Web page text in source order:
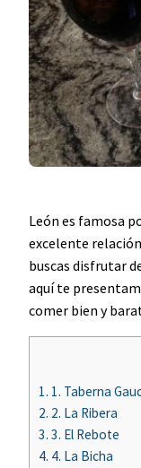
León es famosa
excelente
buscas disfrutar
aquí te
comer bien y
1. 1. Taberna
2. 2. La Ribera
3. 3. El Rebote
4. 4. La Bicha